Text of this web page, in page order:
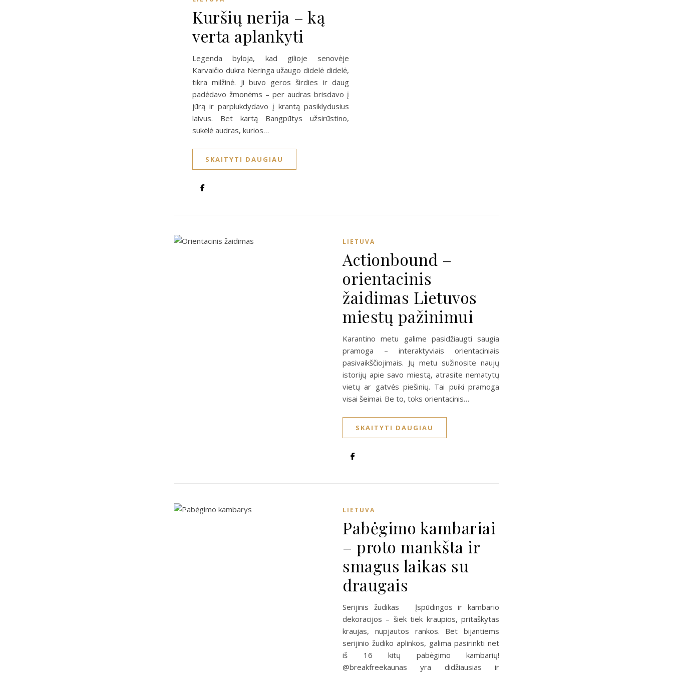
Kuršių nerija – ką
verta aplankyti
Legenda byloja, kad gilioje senovėje
Karvaičio dukra Neringa užaugo didelė didelė,
tikra milžinė. Ji buvo geros širdies ir daug
padėdavo žmonėms – per audras brisdavo į
jūrą ir parplukdydavo į krantą pasiklydusius
laivus. Bet kartą Bangpūtys užsirūstino,
sukėlė audras, kurios…
SKAITYTI DAUGIAU
LIETUVA
Actionbound –
orientacinis
žaidimas Lietuvos
miestų pažinimui
Karantino metu galime pasidžiaugti saugia
pramoga – interaktyviais orientaciniais
pasivaikščiojimais. Jų metu sužinosite naujų
istorijų apie savo miestą, atrasite nematytų
vietų ar gatvės piešinių. Tai puiki pramoga
visai šeimai. Be to, toks orientacinis…
SKAITYTI DAUGIAU
LIETUVA
Pabėgimo kambariai
– proto mankšta ir
smagus laikas su
draugais
Serijinis žudikas Įspūdingos ir kambario
dekoracijos – šiek tiek kraupios, pritaškytas
kraujas, nupjautos rankos. Bet bijantiems
serijinio žudiko aplinkos, galima pasirinkti net
iš 16 kitų pabėgimo kambarių!
@breakfreekaunas yra didžiausias ir